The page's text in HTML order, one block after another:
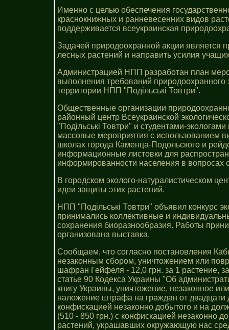
Именно с целью обеспечения
краснокнижных и ранневесенних видов
поддерживается всеукраинская
Задачей природоохранной акции является
лесных растений и направить усилия
Администрацией НПП разработан план
выполнения требований природоохранного
территории НПП "Подільські Товтри".
Общественные организации
районный центр Всеукраинской
"Подільські Товтри" и студентами-
массовые мероприятия с использованием
школах города Каменца-Подольского и
информационные листовки для
информированности населения в вопросах
В городском эколого-натуралистическом
идеи защиты этих растений.
НПП "Подільські Товтри" объявил конкурс
принимались коллективные и
сохранения биоразнообразия. Работы
организована выставка.
Сообщаем, что согласно постановления
незаконным сбором, уничтожением или
шафран Гейфеля - 12,0 грн. за 1 растение,
статье 90 Кодекса Украины "Об
книгу Украины, уничтожение, незаконное
наложение штрафа на граждан от двадцати
конфискацией незаконно добытого и на
(510 - 850 грн.) с конфискацией незаконно
растений, украшавших окружающую нас